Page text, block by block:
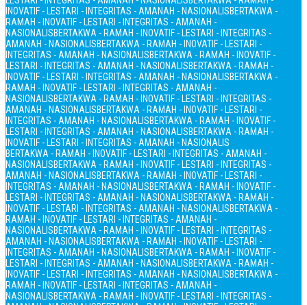
INOVATIF - LESTARI - INTEGRITAS - AMANAH - NASIONALISBERTAKWA -
RAMAH - INOVATIF - LESTARI - INTEGRITAS - AMANAH -
NASIONALISBERTAKWA - RAMAH - INOVATIF - LESTARI - INTEGRITAS -
AMANAH - NASIONALISBERTAKWA - RAMAH - INOVATIF - LESTARI -
INTEGRITAS - AMANAH - NASIONALISBERTAKWA - RAMAH - INOVATIF -
LESTARI - INTEGRITAS - AMANAH - NASIONALISBERTAKWA - RAMAH -
INOVATIF - LESTARI - INTEGRITAS - AMANAH - NASIONALISBERTAKWA -
RAMAH - INOVATIF - LESTARI - INTEGRITAS - AMANAH -
NASIONALISBERTAKWA - RAMAH - INOVATIF - LESTARI - INTEGRITAS -
AMANAH - NASIONALISBERTAKWA - RAMAH - INOVATIF - LESTARI -
INTEGRITAS - AMANAH - NASIONALISBERTAKWA - RAMAH - INOVATIF -
LESTARI - INTEGRITAS - AMANAH - NASIONALISBERTAKWA - RAMAH -
INOVATIF - LESTARI - INTEGRITAS - AMANAH - NASIONALIS
BERTAKWA - RAMAH - INOVATIF - LESTARI - INTEGRITAS - AMANAH -
NASIONALISBERTAKWA - RAMAH - INOVATIF - LESTARI - INTEGRITAS -
AMANAH - NASIONALISBERTAKWA - RAMAH - INOVATIF - LESTARI -
INTEGRITAS - AMANAH - NASIONALISBERTAKWA - RAMAH - INOVATIF -
LESTARI - INTEGRITAS - AMANAH - NASIONALISBERTAKWA - RAMAH -
INOVATIF - LESTARI - INTEGRITAS - AMANAH - NASIONALISBERTAKWA -
RAMAH - INOVATIF - LESTARI - INTEGRITAS - AMANAH -
NASIONALISBERTAKWA - RAMAH - INOVATIF - LESTARI - INTEGRITAS -
AMANAH - NASIONALISBERTAKWA - RAMAH - INOVATIF - LESTARI -
INTEGRITAS - AMANAH - NASIONALISBERTAKWA - RAMAH - INOVATIF -
LESTARI - INTEGRITAS - AMANAH - NASIONALISBERTAKWA - RAMAH -
INOVATIF - LESTARI - INTEGRITAS - AMANAH - NASIONALISBERTAKWA -
RAMAH - INOVATIF - LESTARI - INTEGRITAS - AMANAH -
NASIONALISBERTAKWA - RAMAH - INOVATIF - LESTARI - INTEGRITAS -